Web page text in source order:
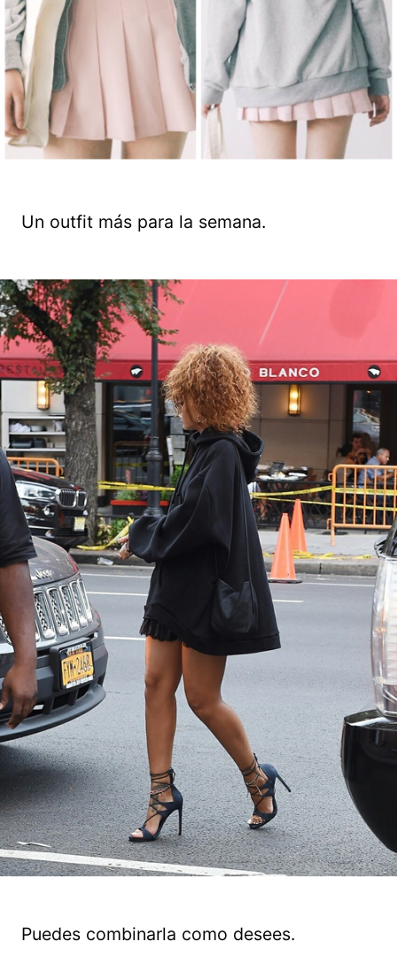
Un outfit más para la semana.
Puedes combinarla como desees.